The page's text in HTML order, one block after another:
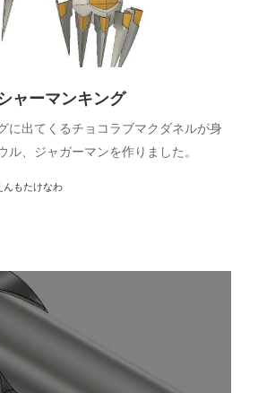
ャーマンキング
に出てくるチョコラブマクダネルが身
ル、ジャガーマンを作りました。
んもたけなわ